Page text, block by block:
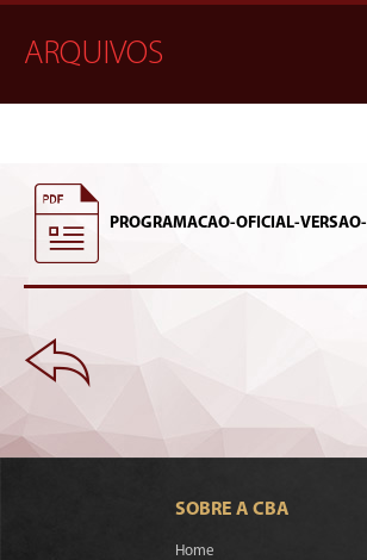
ARQUIVOS
PROGRAMACAO-OFICIAL-
SOBRE A CBA
Home